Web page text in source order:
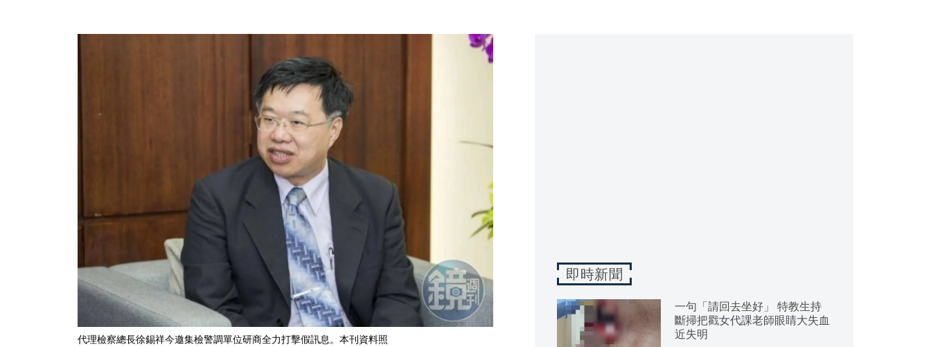
代理檢察總長徐錫祥今邀集檢警調單位研商全力打擊假訊息。本刊資料照
即時新聞
一句「請回去坐好」 特教生持
斷掃把戳女代課老師眼睛大失血
近失明